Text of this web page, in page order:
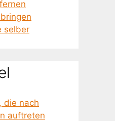
selber
die nach
auftreten